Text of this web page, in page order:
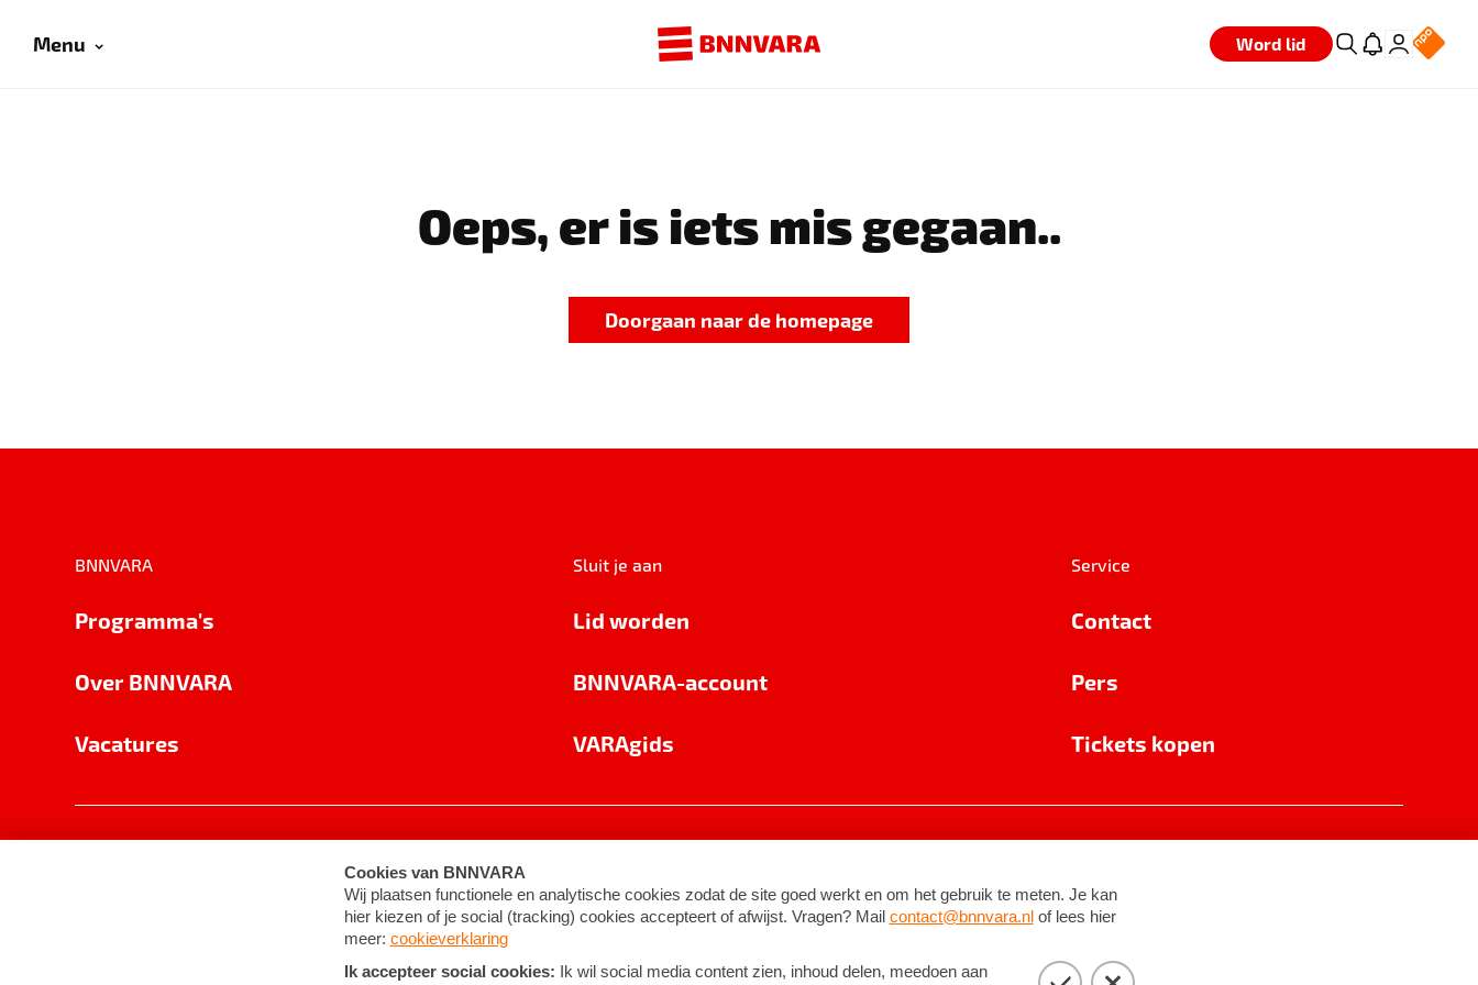
Menu Word lid
Oeps, er is iets mis gegaan..
Doorgaan naar de homepage
BNNVARA
Programma's
Over BNNVARA
Vacatures
Sluit je aan
Lid worden
BNNVARA-account
VARAgids
Service
Contact
Pers
Tickets kopen
Cookie-instellingen Algemene voorwaarden ©2026BNNVARA